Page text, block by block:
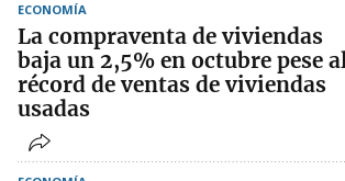
ECONOMÍA
La compraventa de viviendas
baja un 2,5% en octubre pese
récord de ventas de viviendas
usadas